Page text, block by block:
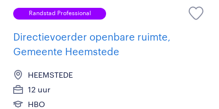
Randstad Professional
Directievoerder openbare ruimte,
Gemeente Heemstede
HEEMSTEDE
12 uur
HBO